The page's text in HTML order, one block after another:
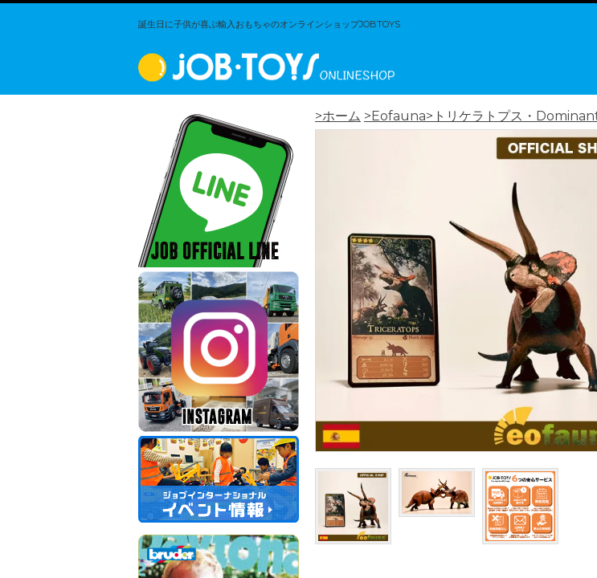
誕生日に子供が喜ぶ輸入おもちゃのオンラインショップJOBTOYS
>ホーム >Eofauna>トリケラトプス・